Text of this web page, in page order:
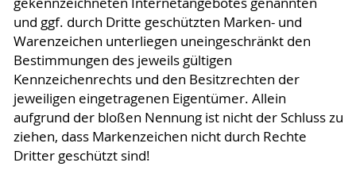
und ggf. durch Dritte geschützten Marken- und
Warenzeichen unterliegen uneingeschränkt den
Bestimmungen des jeweils gültigen
Kennzeichenrechts und den Besitzrechten der
jeweiligen eingetragenen Eigentümer. Allein
aufgrund der bloßen Nennung ist nicht der Schluss zu
ziehen, dass Markenzeichen nicht durch Rechte
Dritter geschützt sind!